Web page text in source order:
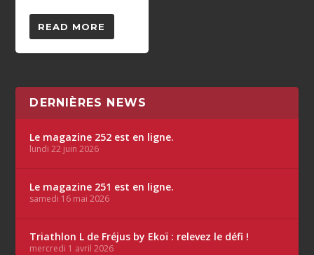
READ MORE
DERNIÈRES NEWS
Le magazine 252 est en ligne.
lundi 22 juin 2026
Le magazine 251 est en ligne.
samedi 16 mai 2026
Triathlon L de Fréjus by Ekoï : relevez le défi !
mercredi 1 avril 2026